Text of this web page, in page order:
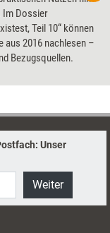
Im Dossier
Teil 10“ können
aus 2016 nachlesen –
Bezugsquellen.
Unser
Weiter